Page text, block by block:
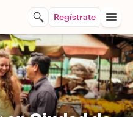
Regístrate